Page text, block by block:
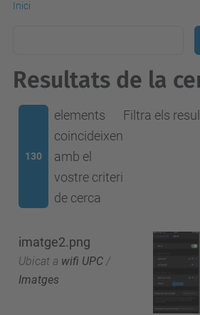
Inici
Resultats de la
130
elements
coincideixen
amb el
vostre criteri
de cerca
Filtra els
imatge2.png
Ubicat a wifi UPC /
Imatges